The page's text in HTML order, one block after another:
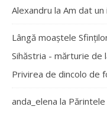
Alexandru la Am dat
Lângă moaștele
Sihăstria - mărturie de
Privirea de dincolo de
anda_elena la